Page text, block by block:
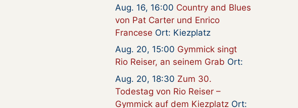
Aug. 16, 16:00 Country and Blues
von Pat Carter und Enrico
Francese Ort: Kiezplatz
Aug. 20, 15:00 Gymmick singt
Rio Reiser, an seinem Grab Ort:
Aug. 20, 18:30 Zum 30.
Todestag von Rio Reiser –
Gymmick auf dem Kiezplatz Ort: